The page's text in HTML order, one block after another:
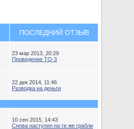
ПОСЛЕДНИЙ ОТЗЫВ
23 мар 2013, 20:29
Проведение ТО-3
22 дек 2014, 11:46
Разводка на деньги
10 сен 2015, 14:43
Снова наступил на те же грабли